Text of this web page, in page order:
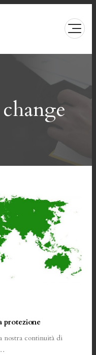
protezione
nostra continuità di